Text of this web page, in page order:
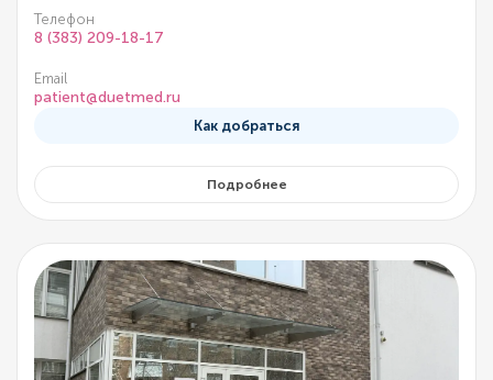
Телефон
8 (383) 209-18-17
Email
patient@duetmed.ru
Как добраться
Подробнее